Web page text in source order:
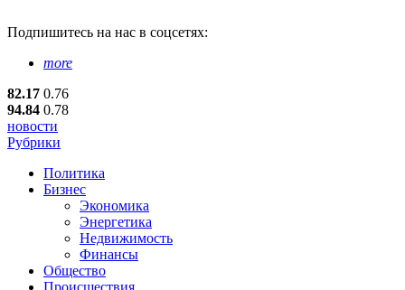
Подпишитесь на нас в соцсетях:
more
82.17 0.76
94.84 0.78
новости
Рубрики
Политика
Бизнес
Экономика
Энергетика
Недвижимость
Финансы
Общество
Происшествия